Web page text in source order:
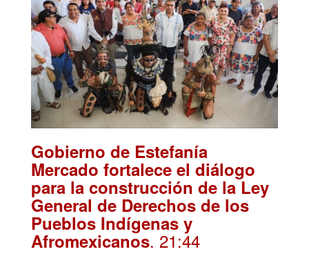
Gobierno de Estefanía
Mercado fortalece el diálogo
para la construcción de la Ley
General de Derechos de los
Pueblos Indígenas y
Afromexicanos. 21:44